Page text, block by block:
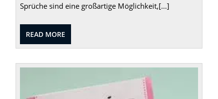
Sprüche sind eine großartige Möglichkeit,[...]
READ MORE
MORE